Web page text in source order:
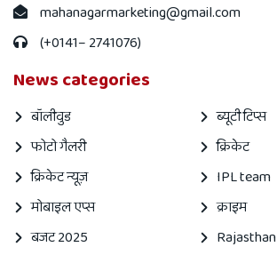
mahanagarmarketing@gmail.com
(+0141– 2741076)
News categories
बॉलीवुड
ब्यूटी टिप्स
फोटो गैलरी
क्रिकेट
क्रिकेट न्यूज़
IPL team
मोबाइल एप्स
क्राइम
बजट 2025
Rajasthan